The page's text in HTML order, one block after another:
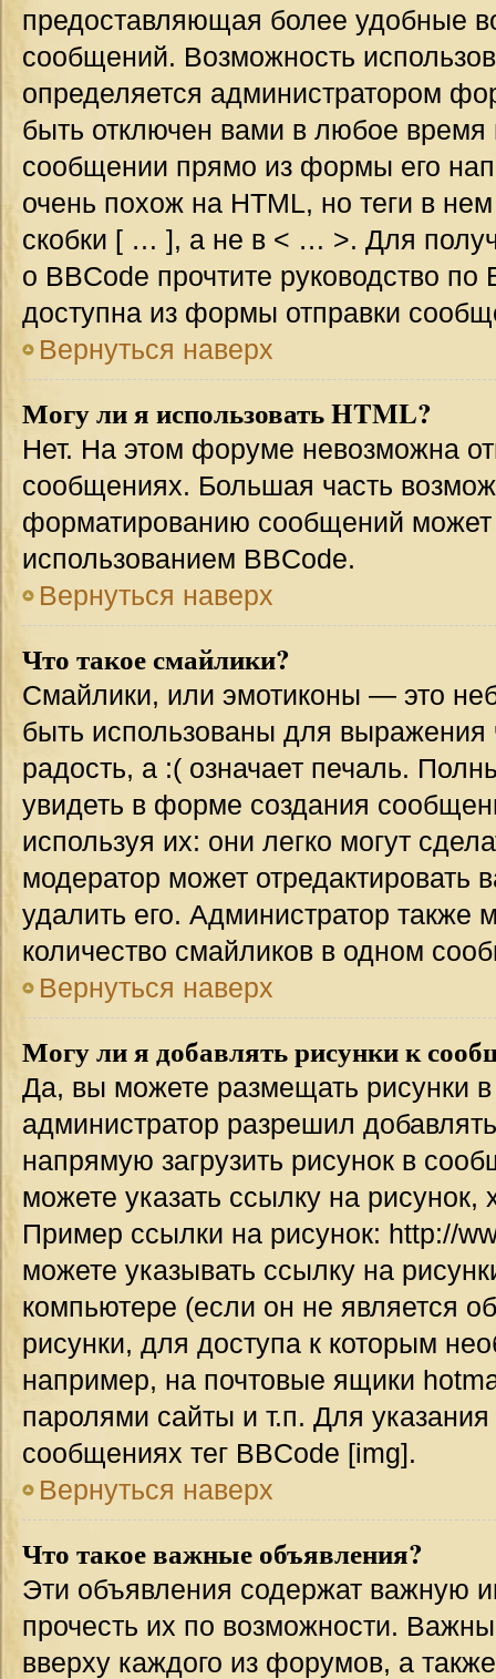
предоставляющая более удобные
сообщений. Возможность
определяется администратором
быть отключен вами в любое
сообщении прямо из формы его
очень похож на HTML, но теги в
скобки [ … ], а не в < … >. Для
о BBCode прочтите руководство
доступна из формы отправки
Вернуться наверх
Могу ли я использовать HTML?
Нет. На этом форуме невозможна
сообщениях. Большая часть
форматированию сообщений может
использованием BBCode.
Вернуться наверх
Что такое смайлики?
Смайлики, или эмотиконы — это
быть использованы для выражения
радость, а :( означает печаль.
увидеть в форме создания
используя их: они легко могут
модератор может
удалить его. Администратор также
количество смайликов в одном
Вернуться наверх
Могу ли я добавлять рисунки к
Да, вы можете размещать рисунки
администратор разрешил
напрямую загрузить рисунок в
можете указать ссылку на
Пример ссылки на рисунок: http://
можете указывать ссылку на
компьютере (если он не является
рисунки, для доступа к которым
например, на почтовые ящики
паролями сайты и т.п. Для
сообщениях тег BBCode [img].
Вернуться наверх
Что такое важные объявления?
Эти объявления содержат
прочесть их по возможности.
вверху каждого из форумов, а